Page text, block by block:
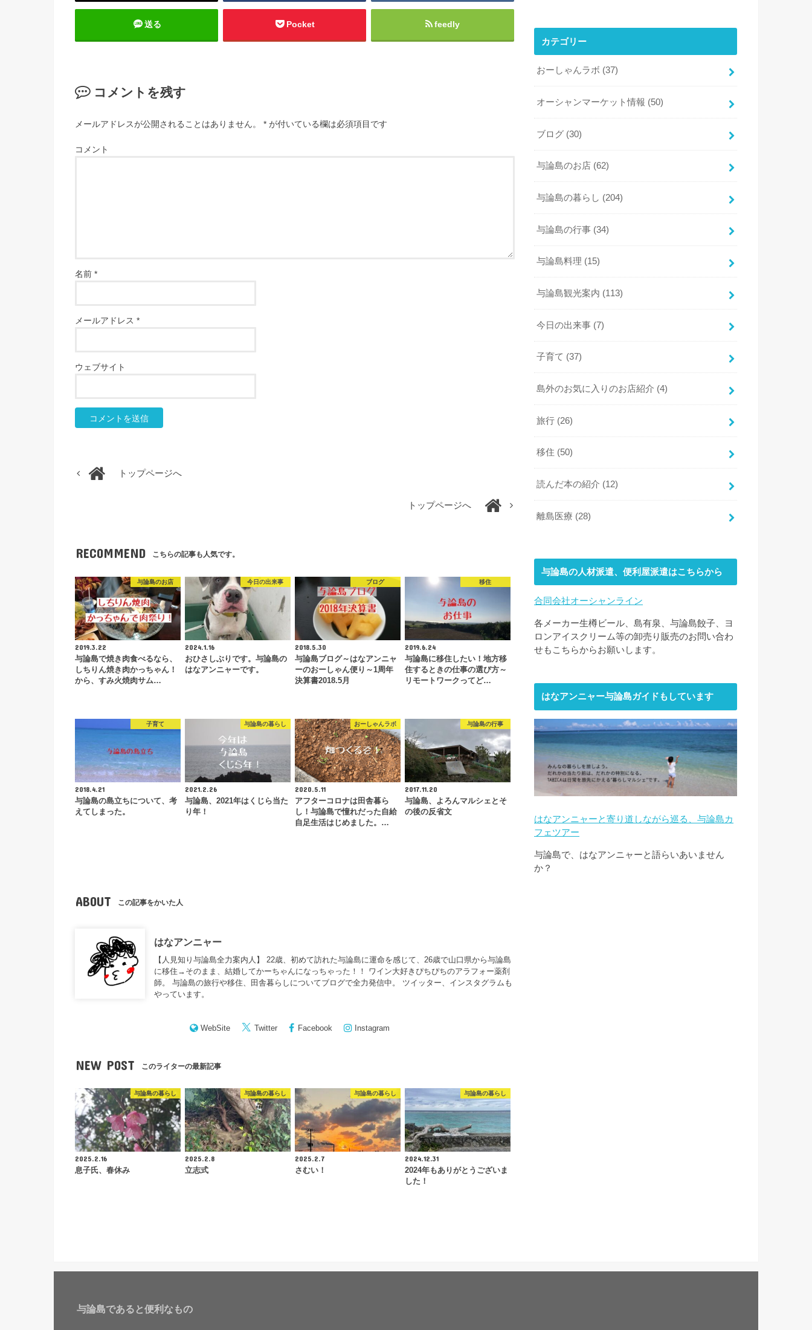
送る Pocket feedly
コメントを残す
メールアドレスが公開されることはありません。 * が付いている欄は必須項目です
コメント
名前 *
メールアドレス *
ウェブサイト
トップページへ
トップページへ
RECOMMEND こちらの記事も人気です。
与論島のお店
2019.3.22
与論島で焼き肉食べるなら、
しちりん焼き肉かっちゃん！
から、すみ火焼肉サム…
今日の出来事
2024.1.16
おひさしぶりです。与論島の
はなアンニャーです。
ブログ
2018.5.30
与論島ブログ～はなアンニャ
ーのおーしゃん便り～1周年
決算書2018.5月
移住
2019.6.24
与論島に移住したい！地方移
住するときの仕事の選び方～
リモートワークってど…
子育て
2018.4.21
与論島の島立ちについて、考
えてしまった。
与論島の暮らし
2021.2.26
与論島、2021年はくじら当た
り年！
おーしゃんラボ
2020.5.11
アフターコロナは田舎暮ら
し！与論島で憧れだった自給
自足生活はじめました。…
与論島の行事
2017.11.20
与論島、よろんマルシェとそ
の後の反省文
ABOUT この記事をかいた人
はなアンニャー
【人見知り与論島全力案内人】 22歳、初めて訪れた与論島に運命を感じて、26歳で山口県から与論島
に移住→そのまま、結婚してかーちゃんになっちゃった！！ ワイン大好きぴちぴちのアラフォー薬剤
師。 与論島の旅行や移住、田舎暮らしについてブログで全力発信中。 ツイッター、インスタグラムも
やっています。
WebSite Twitter Facebook Instagram
NEW POST このライターの最新記事
与論島の暮らし
2025.2.16
息子氏、春休み
与論島の暮らし
2025.2.8
立志式
与論島の暮らし
2025.2.7
さむい！
与論島の暮らし
2024.12.31
2024年もありがとうございま
した！
カテゴリー
おーしゃんラボ (37)
オーシャンマーケット情報 (50)
ブログ (30)
与論島のお店 (62)
与論島の暮らし (204)
与論島の行事 (34)
与論島料理 (15)
与論島観光案内 (113)
今日の出来事 (7)
子育て (37)
島外のお気に入りのお店紹介 (4)
旅行 (26)
移住 (50)
読んだ本の紹介 (12)
離島医療 (28)
与論島の人材派遣、便利屋派遣はこちらから
合同会社オーシャンライン
各メーカー生樽ビール、島有泉、与論島餃子、ヨ
ロンアイスクリーム等の卸売り販売のお問い合わ
せもこちらからお願いします。
はなアンニャー与論島ガイドもしています
はなアンニャーと寄り道しながら巡る、与論島カ
フェツアー
与論島で、はなアンニャーと語らいあいません
か？
与論島であると便利なもの